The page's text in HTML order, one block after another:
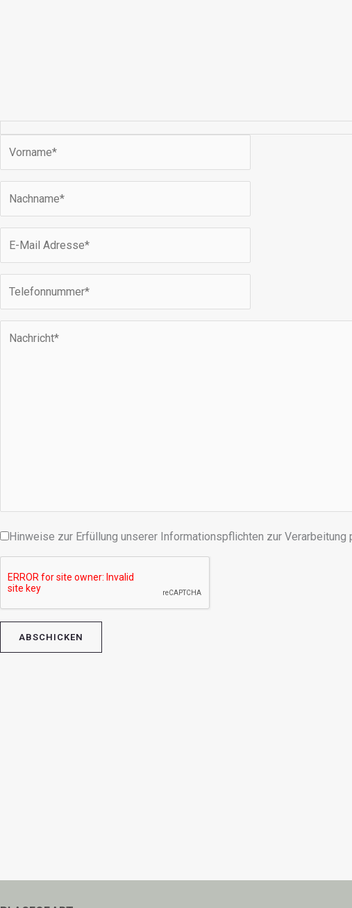
Hinweise zur Erfüllung unserer Informationspflichten zur
Bitte lasse dieses Feld leer.